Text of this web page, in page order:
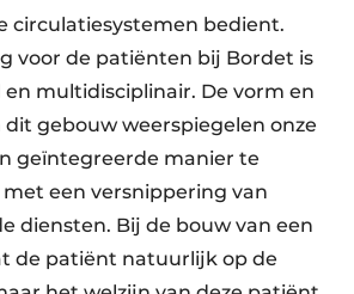
circulatiesystemen bedient.
voor de patiënten bij Bordet is
multidisciplinair. De vorm en
gebouw weerspiegelen onze
geïntegreerde manier te
een versnippering van
diensten. Bij de bouw van een
de patiënt natuurlijk op de